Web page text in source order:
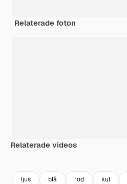
Relaterade foton
Relaterade videos
ljus blå röd kul